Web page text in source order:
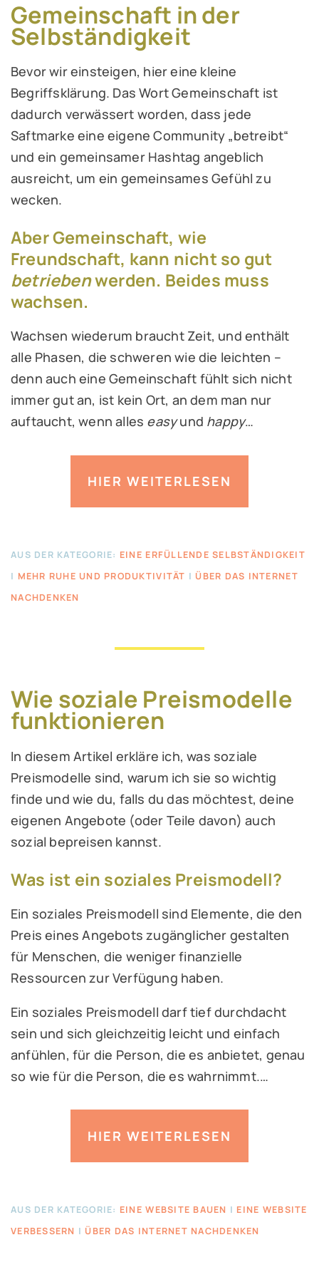
Gemeinschaft in der
Selbständigkeit
Bevor wir einsteigen, hier eine kleine
Begriffsklärung. Das Wort Gemeinschaft ist
dadurch verwässert worden, dass jede
Saftmarke eine eigene Community „betreibt“
und ein gemeinsamer Hashtag angeblich
ausreicht, um ein gemeinsames Gefühl zu
wecken.
Aber Gemeinschaft, wie
Freundschaft, kann nicht so gut
betriebenwerden. Beides muss
wachsen.
Wachsen wiederum braucht Zeit, und enthält
alle Phasen, die schweren wie die leichten –
denn auch eine Gemeinschaft fühlt sich nicht
immer gut an, ist kein Ort, an dem man nur
auftaucht, wenn alles easyund happy…
HIER WEITERLESEN
AUS DER KATEGORIE: EINE ERFÜLLENDE SELBSTÄNDIGKEIT
| MEHR RUHE UND PRODUKTIVITÄT | ÜBER DAS INTERNET
NACHDENKEN
Wie soziale Preismodelle
funktionieren
In diesem Artikel erkläre ich, was soziale
Preismodelle sind, warum ich sie so wichtig
finde und wie du, falls du das möchtest, deine
eigenen Angebote (oder Teile davon) auch
sozial bepreisen kannst.
Was ist ein soziales Preismodell?
Ein soziales Preismodell sind Elemente, die den
Preis eines Angebots zugänglicher gestalten
für Menschen, die weniger finanzielle
Ressourcen zur Verfügung haben.
Ein soziales Preismodell darf tief durchdacht
sein und sich gleichzeitig leicht und einfach
anfühlen, für die Person, die es anbietet, genau
so wie für die Person, die es wahrnimmt.…
HIER WEITERLESEN
AUS DER KATEGORIE: EINE WEBSITE BAUEN | EINE WEBSITE
VERBESSERN | ÜBER DAS INTERNET NACHDENKEN